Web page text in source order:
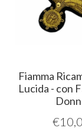
Fiamma
Lucida - con
€